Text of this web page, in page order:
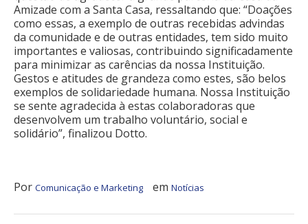
Amizade com a Santa Casa, ressaltando que: “Doações
como essas, a exemplo de outras recebidas advindas
da comunidade e de outras entidades, tem sido muito
importantes e valiosas, contribuindo significadamente
para minimizar as carências da nossa Instituição.
Gestos e atitudes de grandeza como estes, são belos
exemplos de solidariedade humana. Nossa Instituição
se sente agradecida à estas colaboradoras que
desenvolvem um trabalho voluntário, social e
solidário”, finalizou Dotto.
Por Comunicação e Marketing em Notícias